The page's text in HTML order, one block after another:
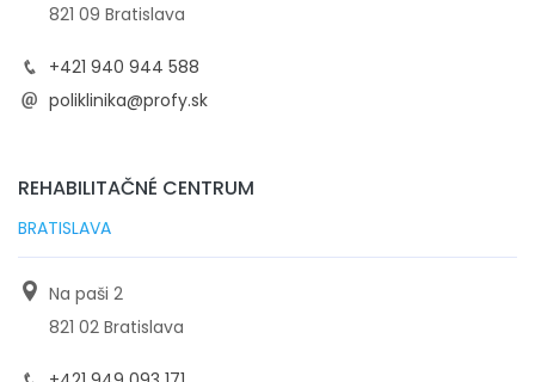
821 09 Bratislava
+421 940 944 588
poliklinika@profy.sk
REHABILITAČNÉ CENTRUM
BRATISLAVA
Na paši 2
821 02 Bratislava